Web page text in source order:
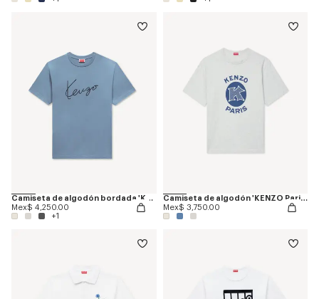
Camiseta de algodón bordada 'KENZO Signature'
Mex$ 4,250.00
+1
Camiseta de algodón 'KENZO Paris Emblem'
Mex$ 3,750.00